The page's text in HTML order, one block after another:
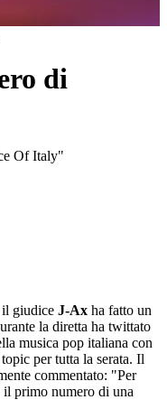
di
Of Italy"
giudice J-Ax ha fatto un
la diretta ha twittato
musica pop italiana con
per tutta la serata. Il
commentato: "Per
primo numero di una